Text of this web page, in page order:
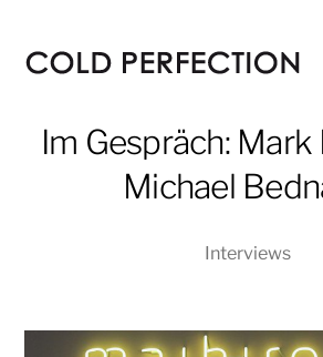
PERFECTION
Im Gespräch: Mark
Michael
Interviews